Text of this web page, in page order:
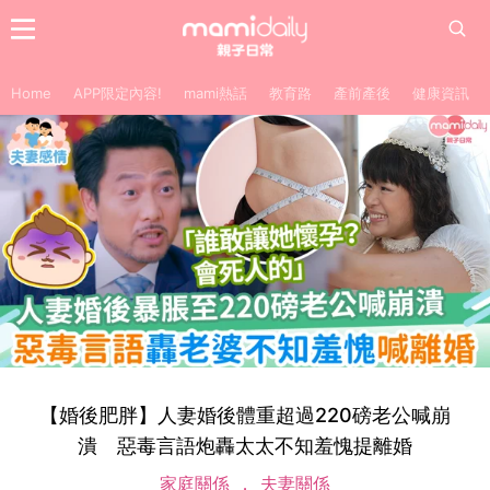
Home APP限定內容! mami熱話 教育路 產前產後 健康資訊
【婚後肥胖】人妻婚後體重超過220磅老公喊崩
潰 惡毒言語炮轟太太不知羞愧提離婚
家庭關係 夫妻關係